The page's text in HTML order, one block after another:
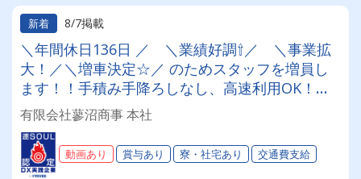
新着 8/7掲載
＼年間休日136日 ／ ＼業績好調⇧／ ＼事業拡
大！／＼増車決定☆／ のためスタッフを増員し
ます！！手積み手降ろしなし、高速利用OK！充
実の福利厚生！賞与・昇給・退職金もありま
す！！地方の方は社員寮も完備しています♪お気
軽にご応募ください！
有限会社蓼沼商事 本社
動画あり 賞与あり 寮・社宅あり 交通費支給